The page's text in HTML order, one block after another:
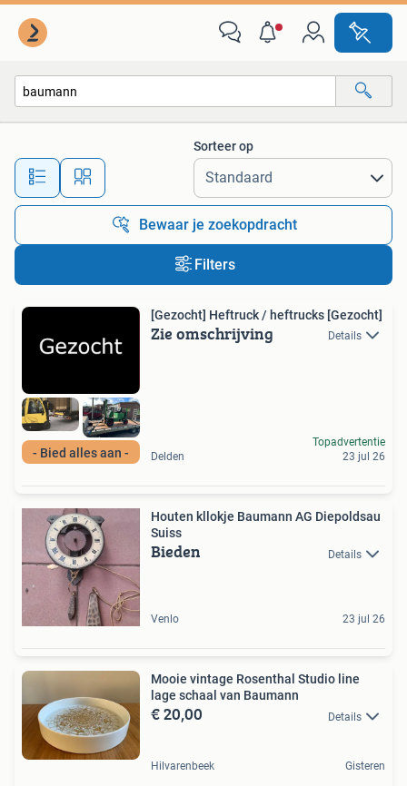
Alle afstanden…
Sorteer op
Bewaar je zoekopdracht
Filters
- Bied alles aan -
[Gezocht] Heftruck / heftrucks [Gezocht]
Zie omschrijving Details
Delden
Topadvertentie
23 jul 26
Houten kllokje Baumann AG Diepoldsau
Suiss
Bieden Details
Venlo 23 jul 26
Mooie vintage Rosenthal Studio line
lage schaal van Baumann
€ 20,00 Details
Hilvarenbeek Gisteren